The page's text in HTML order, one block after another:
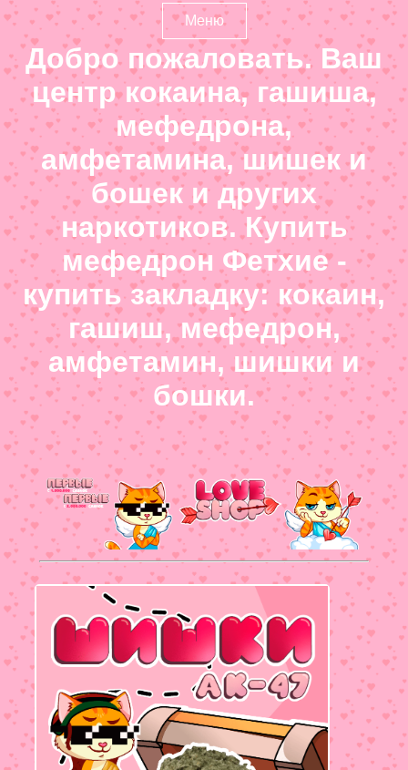
Меню
Добро пожаловать. Ваш
центр кокаина, гашиша,
мефедрона,
амфетамина, шишек и
бошек и других
наркотиков. Купить
мефедрон Фетхие -
купить закладку: кокаин,
гашиш, мефедрон,
амфетамин, шишки и
бошки.